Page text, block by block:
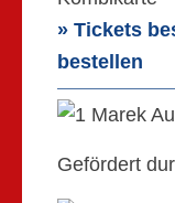
» Tickets
bestellen
Gefördert